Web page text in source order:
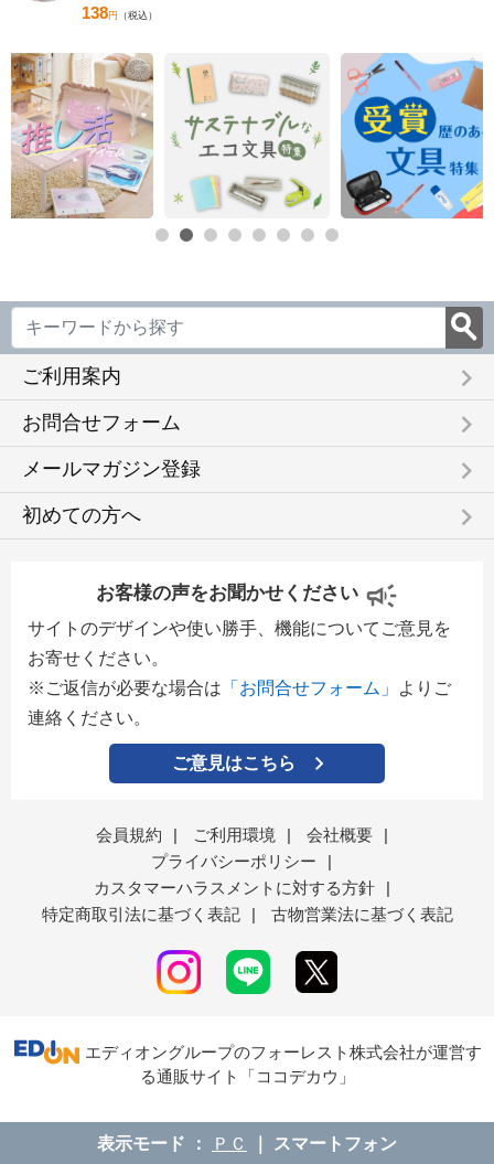
138円 （税込）
ご利用案内 keyboard_arrow_right
お問合せフォーム keyboard_arrow_right
メールマガジン登録 keyboard_arrow_right
初めての方へ keyboard_arrow_right
お客様の声をお聞かせください
サイトのデザインや使い勝手、機能についてご意見を
お寄せください。
※ご返信が必要な場合は 「お問合せフォーム」
よりご
連絡ください。
ご意見はこちら
会員規約 | ご利用環境 | 会社概要
|
プライバシーポリシー
|
カスタマーハラスメントに対する方針
|
特定商取引法に基づく表記
| 古物営業法に基づく表記
エディオングループのフォーレスト株式会社が運営す
る通販サイト「ココデカウ」
表示モード ＰＣ スマートフォン